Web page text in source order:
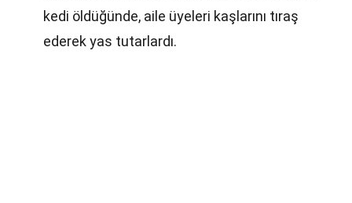
kedi öldüğünde, aile üyeleri kaşlarını tıraş
ederek yas tutarlardı.